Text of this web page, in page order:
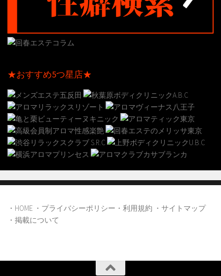
★おすすめ5つ星店★
・HOME ・プライバシーポリシー ・利用規約 ・サイトマップ
・掲載について